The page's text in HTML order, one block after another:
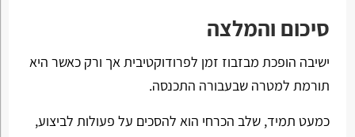
סיכום והמלצה
ישיבה הופכת מבזבוז זמן לפרודוקטיבית אך ורק כאשר היא
תורמת למטרה שבעבורה התכנסה.
כמעט תמיד, שלב הכרחי הוא להסכים על פעולות לביצוע,